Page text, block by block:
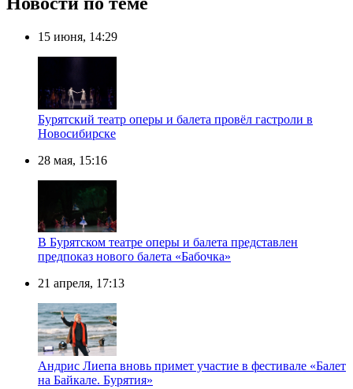
15 июня, 14:29
Бурятский театр оперы и балета провёл гастроли в
Новосибирске
28 мая, 15:16
В Бурятском театре оперы и балета представлен
предпоказ нового балета «Бабочка»
21 апреля, 17:13
Андрис Лиепа вновь примет участие в фестивале «Балет
на Байкале. Бурятия»